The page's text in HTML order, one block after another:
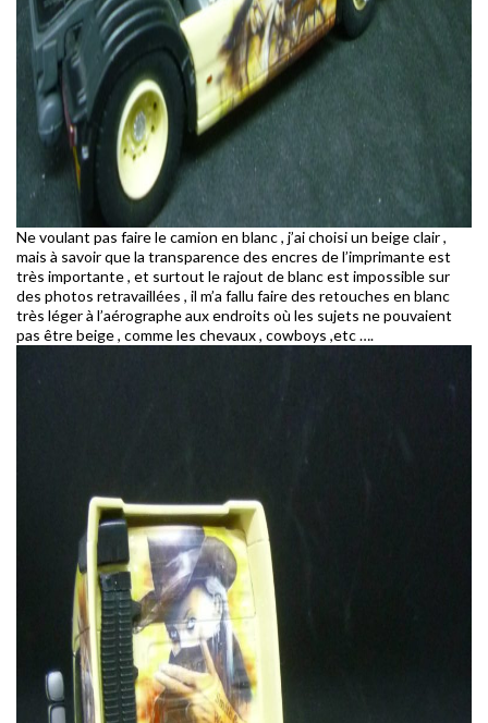
Ne voulant pas faire le camion en blanc , j’ai choisi un beige clair ,
mais à savoir que la transparence des encres de l’imprimante est
très importante , et surtout le rajout de blanc est impossible sur
des photos retravaillées , il m’a fallu faire des retouches en blanc
très léger à l’aérographe aux endroits où les sujets ne pouvaient
pas être beige , comme les chevaux , cowboys ,etc ….